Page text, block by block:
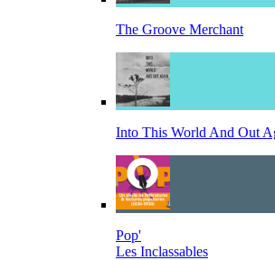
The Groove Merchant
Into This World And Out
Pop'
Les Inclassables